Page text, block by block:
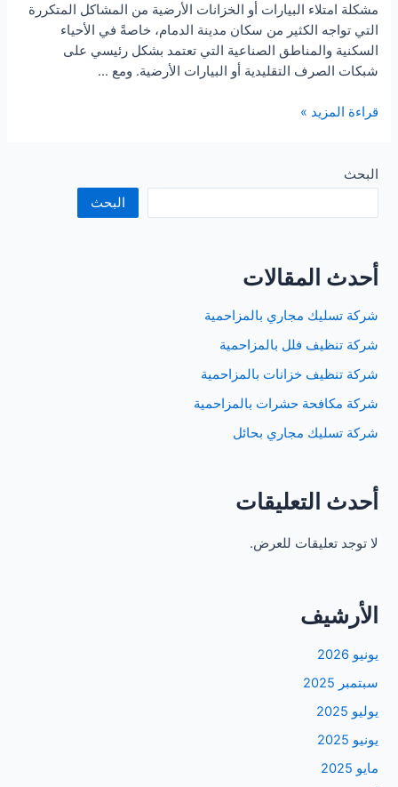
مشكلة امتلاء البيارات أو الخزانات الأرضية من المشاكل المتكررة
التي تواجه الكثير من سكان مدينة الدمام، خاصةً في الأحياء
السكنية والمناطق الصناعية التي تعتمد بشكل رئيسي على
شبكات الصرف التقليدية أو البيارات الأرضية. ومع …
وايت
بالدمام
قراءة المزيد »
البحث
البحث
أحدث المقالات
شركة تسليك مجاري بالمزاحمية
شركة تنظيف فلل بالمزاحمية
شركة تنظيف خزانات بالمزاحمية
شركة مكافحة حشرات بالمزاحمية
شركة تسليك مجاري بحائل
أحدث التعليقات
لا توجد تعليقات للعرض.
الأرشيف
يونيو 2026
سبتمبر 2025
يوليو 2025
يونيو 2025
مايو 2025